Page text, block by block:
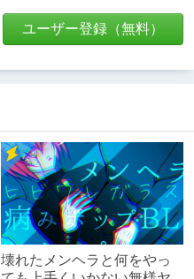
ユーザー登録（無料）
壊れたメンヘラと何をやっ